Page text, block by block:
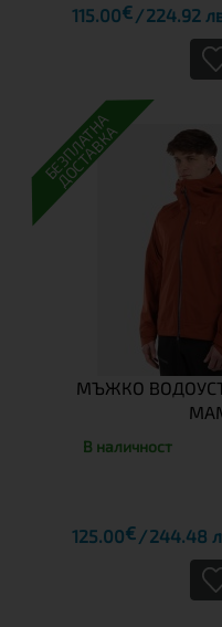
115.00€ 224.92
БЕЗПЛАТНА
ДОСТАВКА
МЪЖКО
В наличност
125.00€ 244.48